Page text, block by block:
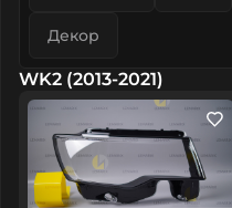
Декор
WK2 (2013-2021)